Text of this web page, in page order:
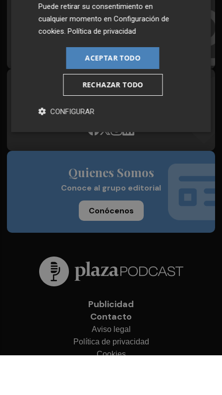
Suscríbete al Boletín
Todos los días a primera hora en tu email
¡Quiero suscribirme!
Síguenos en redes
Plaza Podcast, desde cualquier medio
Quienes Somos
Conoce al grupo editorial
Conócenos
Publicidad
Contacto
Aviso legal
Política de privacidad
Cookies
Puede retirar su consentimiento en
cualquier momento enConfiguración de
cookies.Política de privacidad
ACEPTAR TODO
RECHAZAR TODO
CONFIGURAR